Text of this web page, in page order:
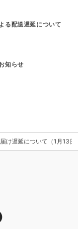
る配送遅延について
知らせ
け遅延について（1月13日